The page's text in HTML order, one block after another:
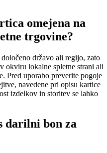
omejena na
trgovine?
državo ali regijo, zato
okviru lokalne spletne strani ali
Pred uporabo preverite pogoje
navedene pri opisu kartice
izdelkov in storitev se lahko
darilni bon za